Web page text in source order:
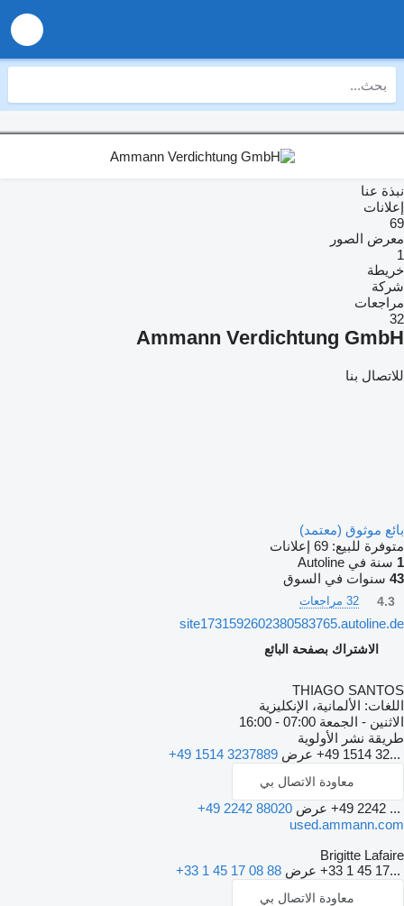
نبذة عنا
إعلانات
69
معرض الصور
1
خريطة
شركة
مراجعات
32
Ammann Verdichtung GmbH
للاتصال بنا
بائع موثوق (معتمد)
متوفرة للبيع: 69 إعلانات
1 سنة في Autoline
43 سنوات في السوق
4.3 32 مراجعات
site1731592602380583765.autoline.de
الاشتراك بصفحة البائع
THIAGO SANTOS
اللغات: الألمانية، الإنكليزية
الاثنين - الجمعة 07:00 - 16:00
طريقة نشر الأولوية
+49 1514 32... عرض +49 1514 3237889
معاودة الاتصال بي
+49 2242 ... عرض +49 2242 88020
used.ammann.com
Brigitte Lafaire
+33 1 45 17... عرض +33 1 45 17 08 88
معاودة الاتصال بي